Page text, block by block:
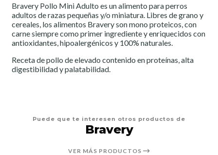
Bravery Pollo Mini Adulto es un alimento para perros
adultos de razas pequeñas y/o miniatura. Libres de grano y
cereales, los alimentos Bravery son mono proteicos, con
carne siempre como primer ingrediente y enriquecidos con
antioxidantes, hipoalergénicos y 100% naturales.
Receta de pollo de elevado contenido en proteínas, alta
digestibilidad y palatabilidad.
Puede que te interesen otros productos de
Bravery
VER MÁS PRODUCTOS